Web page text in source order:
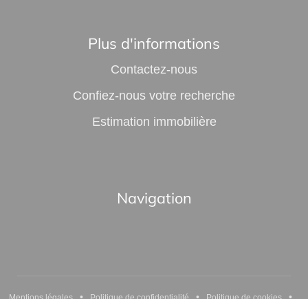
Plus d'informations
Contactez-nous
Confiez-nous votre recherche
Estimation immobilière
Navigation